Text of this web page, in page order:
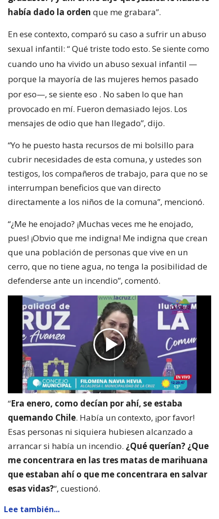
había dado la orden que me grabara”.
En ese contexto, comparó su caso a sufrir un abuso
sexual infantil: “Qué triste todo esto. Se siente como
cuando uno ha vivido un abuso sexual infantil —
porque la mayoría de las mujeres hemos pasado
por eso—, se siente eso . No saben lo que han
provocado en mí. Fueron demasiado lejos. Los
mensajes de odio que han llegado”, dijo.
“Yo he puesto hasta recursos de mi bolsillo para
cubrir necesidades de esta comuna, y ustedes son
testigos, los compañeros de trabajo, para que no se
interrumpan beneficios que van directo
directamente a los niños de la comuna”, mencionó.
“¿Me he enojado? ¡Muchas veces me he enojado,
pues! ¡Obvio que me indigna! Me indigna que crean
que una población de personas que vive en un
cerro, que no tiene agua, no tenga la posibilidad de
defenderse ante un incendio”, comentó.
“Era enero, como decían por ahí, se estaba
quemando Chile. Había un contexto, ¡por favor!
Esas personas ni siquiera hubiesen alcanzado a
arrancar si había un incendio. ¿Qué querían? ¿Que
me concentrara en las tres matas de marihuana
que estaban ahí o que me concentrara en salvar
esas vidas?“, cuestionó.
Lee también...